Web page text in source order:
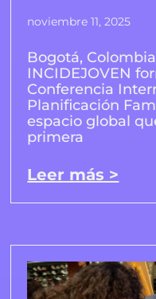
noviembre 11, 2025
Bogotá,
INCIDEJOVEN
Conferencia
Planificación
espacio global
primera
Leer más >